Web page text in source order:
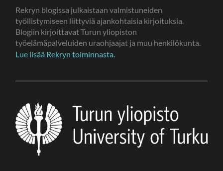
Rekryn blogissa julkaistaan valmistuneiden
työllistymiseen liittyviä ajankohtaisia kirjoituksia.
Blogiin kirjoittavat Turun yliopiston
työelämäpalveluiden uraohjaajat ja muu henkilökunta.
Lue lisää Rekryn toiminnasta.